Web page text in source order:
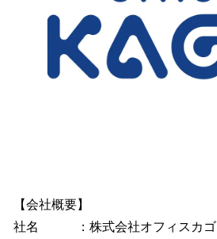
【会社概要】
社名 ：株式会社オフィスカゴ